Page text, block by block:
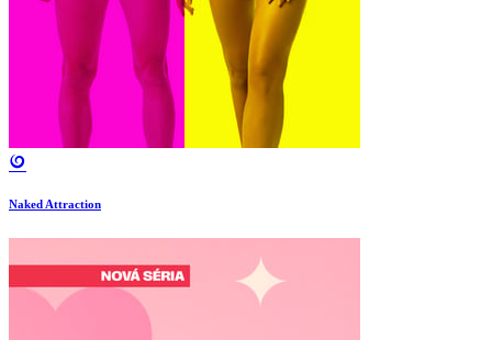
Naked Attraction